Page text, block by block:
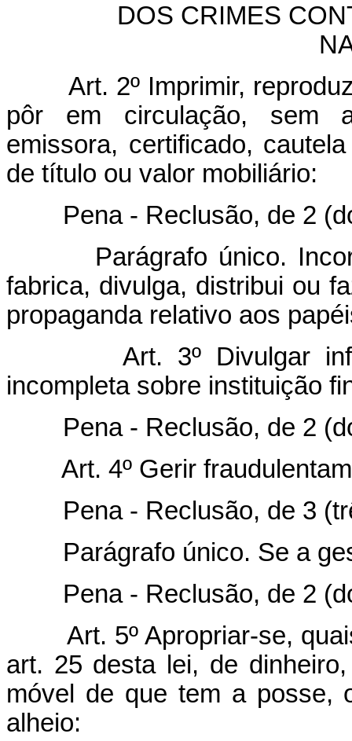
DOS CRIMES
Art. 2º Imprimir,
pôr em circulação, sem
emissora, certificado,
de título ou valor mobiliário:
Pena - Reclusão, de 2
Parágrafo único.
fabrica, divulga, distribui ou
propaganda relativo aos
Art. 3º Divulgar
incompleta sobre instituição
Pena - Reclusão, de 2
Art. 4º Gerir
Pena - Reclusão, de 3
Parágrafo único. Se a
Pena - Reclusão, de 2
Art. 5º Apropriar-se,
art. 25 desta lei, de
móvel de que tem a posse,
alheio: